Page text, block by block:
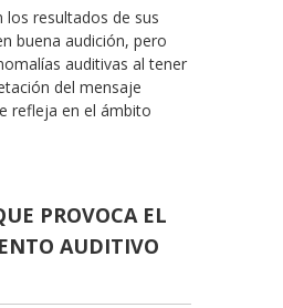
los resultados de sus
buena audición, pero
auditivas al tener
del mensaje
refleja en el ámbito
PROVOCA EL
AUDITIVO